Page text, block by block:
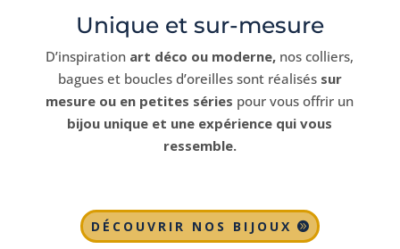
Unique et sur-mesure
D’inspiration art déco ou moderne, nos colliers,
bagues et boucles d’oreilles sont réalisés sur
mesure ou en petites séries pour vous offrir un
bijou unique et une expérience qui vous
ressemble.
DÉCOUVRIR NOS BIJOUX